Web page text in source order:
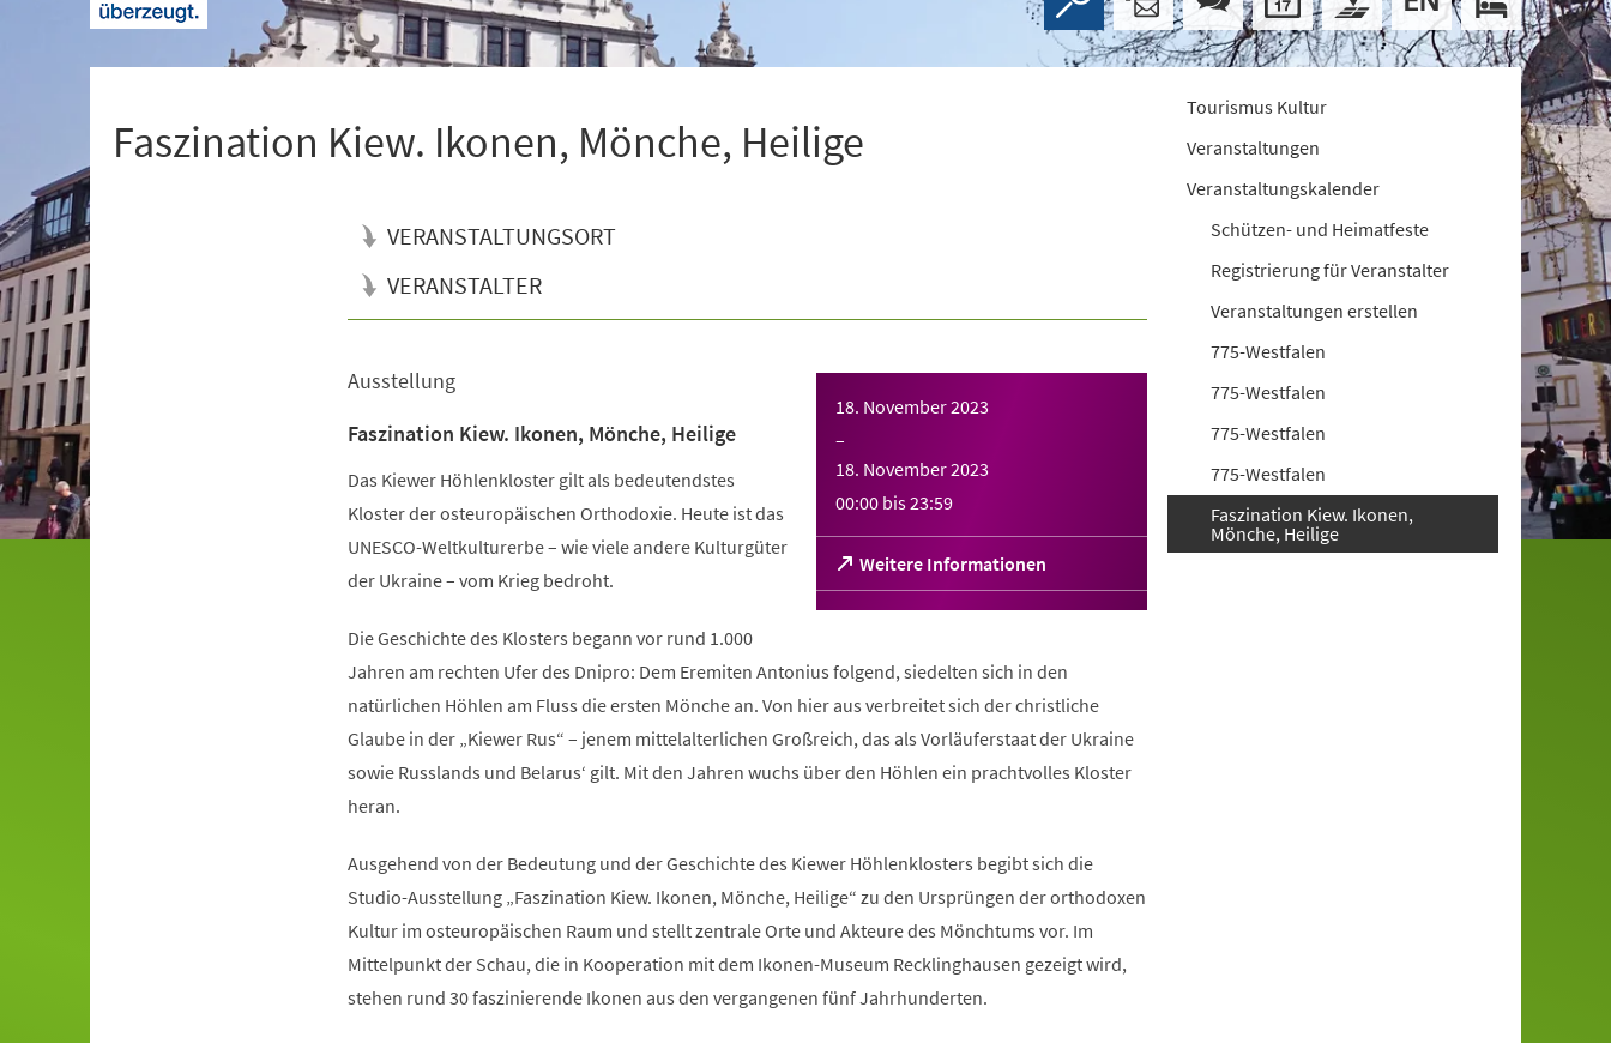
Faszination Kiew. Ikonen, Mönche, Heilige
VERANSTALTUNGSORT
VERANSTALTER
18. November 2023
–
18. November 2023
00:00 bis23:59
Weitere Informationen
(Öffnet
in
einem
Tab)
Ausstellung
Faszination Kiew. Ikonen, Mönche, Heilige
Das Kiewer Höhlenkloster gilt als bedeutendstes
Kloster der osteuropäischen Orthodoxie. Heute ist das
UNESCO-Weltkulturerbe – wie viele andere Kulturgüter
der Ukraine – vom Krieg bedroht.
Die Geschichte des Klosters begann vor rund 1.000
Jahren am rechten Ufer des Dnipro: Dem Eremiten Antonius folgend, siedelten sich in den
natürlichen Höhlen am Fluss die ersten Mönche an. Von hier aus verbreitet sich der christliche
Glaube in der „Kiewer Rus“ – jenem mittelalterlichen Großreich, das als Vorläuferstaat der Ukraine
sowie Russlands und Belarus‘ gilt. Mit den Jahren wuchs über den Höhlen ein prachtvolles Kloster
heran.
Ausgehend von der Bedeutung und der Geschichte des Kiewer Höhlenklosters begibt sich die
Studio-Ausstellung „Faszination Kiew. Ikonen, Mönche, Heilige“ zu den Ursprüngen der orthodoxen
Kultur im osteuropäischen Raum und stellt zentrale Orte und Akteure des Mönchtums vor. Im
Mittelpunkt der Schau, die in Kooperation mit dem Ikonen-Museum Recklinghausen gezeigt wird,
stehen rund 30 faszinierende Ikonen aus den vergangenen fünf Jahrhunderten.
Tourismus Kultur
Veranstaltungen
Veranstaltungskalender
Schützen- und Heimatfeste
Registrierung für Veranstalter
Veranstaltungen erstellen
775-Westfalen
775-Westfalen
775-Westfalen
775-Westfalen
Faszination Kiew. Ikonen,
Mönche, Heilige